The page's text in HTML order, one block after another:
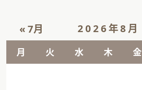
2026年8月
月 火 水 木 金
« 7月